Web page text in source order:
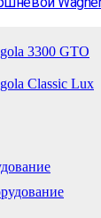
3300 GTO
Classic Lux